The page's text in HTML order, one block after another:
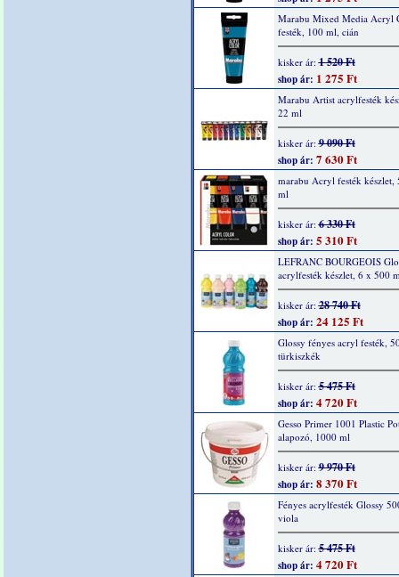
Marabu Mixed Media Acryl
festék, 100 ml, cián
kisker ár:1 520 Ft
shop ár: 1 275 Ft
Marabu Artist acrylfesték
22 ml
kisker ár:9 090 Ft
shop ár: 7 630 Ft
marabu Acryl festék készlet,
ml
kisker ár:6 330 Ft
shop ár: 5 310 Ft
LEFRANC BOURGEOIS
acrylfesték készlet, 6 x 500
kisker ár:28 740 Ft
shop ár: 24 125 Ft
Glossy fényes acryl festék,
türkiszkék
kisker ár:5 475 Ft
shop ár: 4 720 Ft
Gesso Primer 1001 Plastic
alapozó, 1000 ml
kisker ár:9 970 Ft
shop ár: 8 370 Ft
Fényes acrylfesték Glossy
viola
kisker ár:5 475 Ft
shop ár: 4 720 Ft